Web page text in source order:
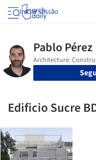
Iniciar sessão
Edificio Sucre